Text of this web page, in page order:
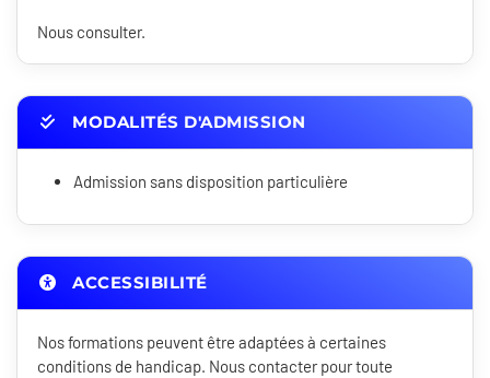
Nous consulter.
MODALITÉS D'ADMISSION
Admission sans disposition particulière
ACCESSIBILITÉ
Nos formations peuvent être adaptées à certaines
conditions de handicap. Nous contacter pour toute